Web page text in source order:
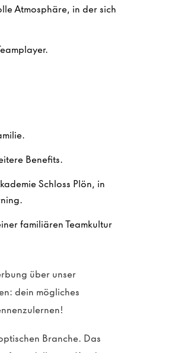
Atmosphäre, in der sich
Benefits.
Schloss Plön, in
familiären Teamkultur
über unser
dein mögliches
Branche. Das